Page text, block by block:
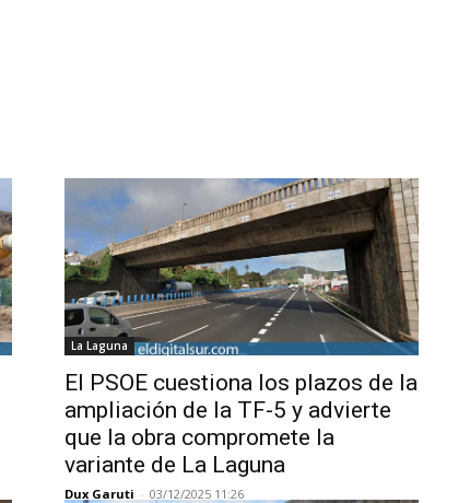
La Laguna
El PSOE cuestiona los plazos de la
ampliación de la TF-5 y advierte
que la obra compromete la
variante de La Laguna
Dux Garuti - 03/12/2025 11:26